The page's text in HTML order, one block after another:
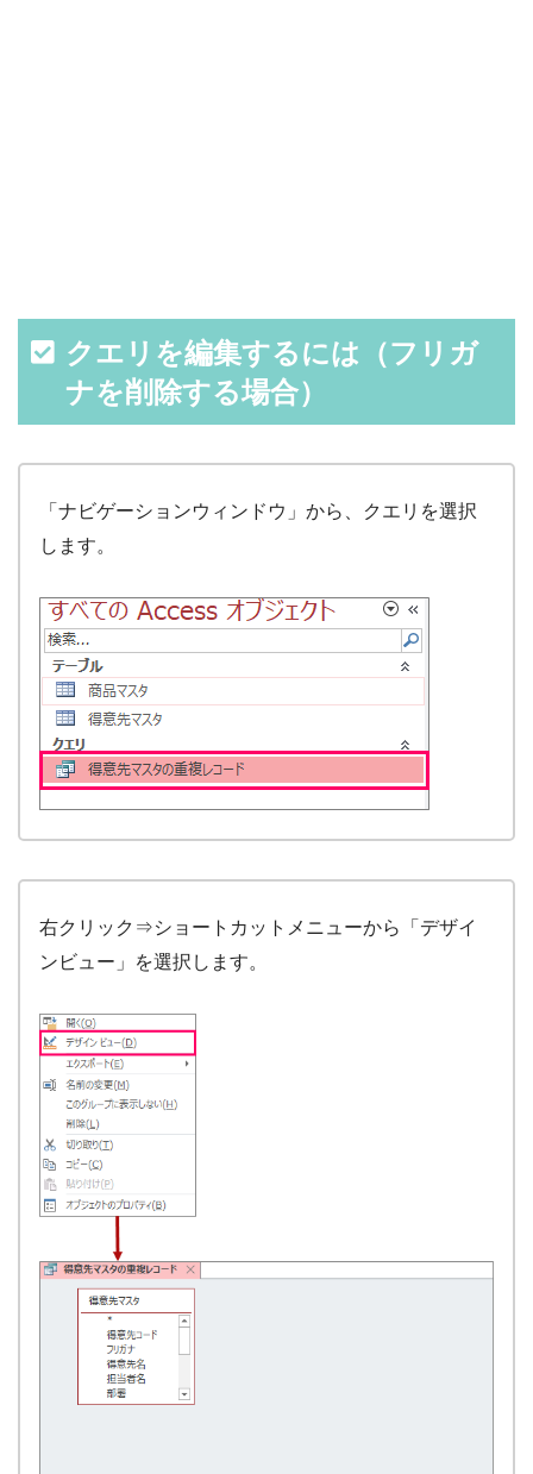
クエリを編集するには（フリガ
ナを削除する場合）
「ナビゲーションウィンドウ」から、クエリを選択
します。
右クリック⇒ショートカットメニューから「デザイ
ンビュー」を選択します。